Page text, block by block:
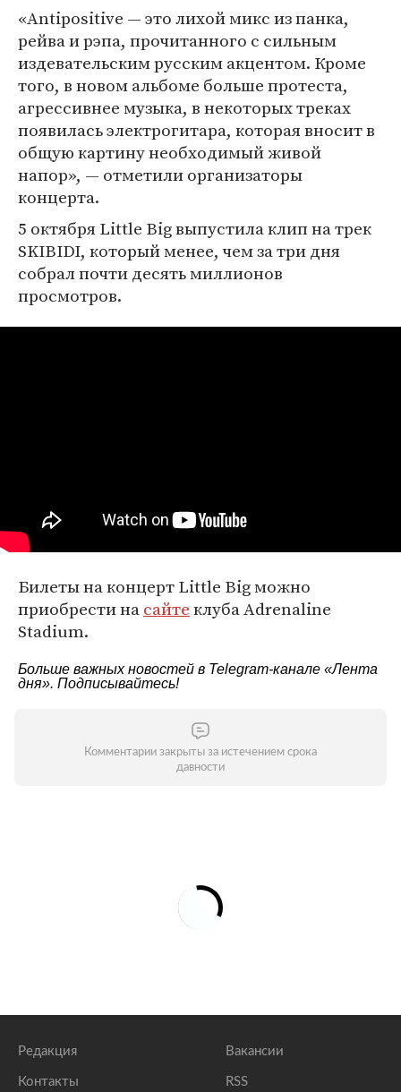
«Antipositive — это лихой микс из панка,
рейва и рэпа, прочитанного с сильным
издевательским русским акцентом. Кроме
того, в новом альбоме больше протеста,
агрессивнее музыка, в некоторых треках
появилась электрогитара, которая вносит в
общую картину необходимый живой
напор», — отметили организаторы
концерта.
5 октября Little Big выпустила клип на трек
SKIBIDI, который менее, чем за три дня
собрал почти десять миллионов
просмотров.
Билеты на концерт Little Big можно
приобрести насайтеклуба Adrenaline
Stadium.
Больше важных новостей в Telegram-канале «Лента
дня». Подписывайтесь!
Комментарии закрыты за истечением срока
давности
Редакция
Контакты
Вакансии
RSS